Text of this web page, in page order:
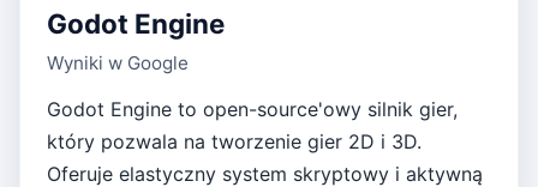
Godot Engine
Wyniki w Google
Godot Engine to open-source'owy silnik gier,
który pozwala na tworzenie gier 2D i 3D.
Oferuje elastyczny system skryptowy i aktywną